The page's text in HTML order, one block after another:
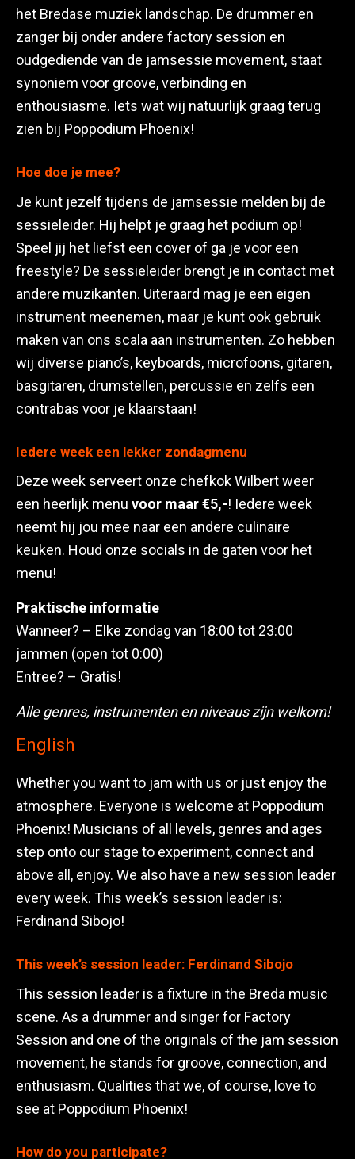
het Bredase muziek landschap. De drummer en
zanger bij onder andere factory session en
oudgediende van de jamsessie movement, staat
synoniem voor groove, verbinding en
enthousiasme. Iets wat wij natuurlijk graag terug
zien bij Poppodium Phoenix!
Hoe doe je mee?
Je kunt jezelf tijdens de jamsessie melden bij de
sessieleider. Hij helpt je graag het podium op!
Speel jij het liefst een cover of ga je voor een
freestyle? De sessieleider brengt je in contact met
andere muzikanten. Uiteraard mag je een eigen
instrument meenemen, maar je kunt ook gebruik
maken van ons scala aan instrumenten. Zo hebben
wij diverse piano’s, keyboards, microfoons, gitaren,
basgitaren, drumstellen, percussie en zelfs een
contrabas voor je klaarstaan!
Iedere week een lekker zondagmenu
Deze week serveert onze chefkok Wilbert weer
een heerlijk menu voor maar €5,-! Iedere week
neemt hij jou mee naar een andere culinaire
keuken. Houd onze socials in de gaten voor het
menu!
Praktische informatie
Wanneer? – Elke zondag van 18:00 tot 23:00
jammen (open tot 0:00)
Entree? – Gratis!
Alle genres, instrumenten en niveaus zijn welkom!
English
Whether you want to jam with us or just enjoy the
atmosphere. Everyone is welcome at Poppodium
Phoenix! Musicians of all levels, genres and ages
step onto our stage to experiment, connect and
above all, enjoy. We also have a new session leader
every week. This week’s session leader is:
Ferdinand Sibojo!
This week’s session leader: Ferdinand Sibojo
This session leader is a fixture in the Breda music
scene. As a drummer and singer for Factory
Session and one of the originals of the jam session
movement, he stands for groove, connection, and
enthusiasm. Qualities that we, of course, love to
see at Poppodium Phoenix!
How do you participate?